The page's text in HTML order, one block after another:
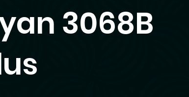
3068B